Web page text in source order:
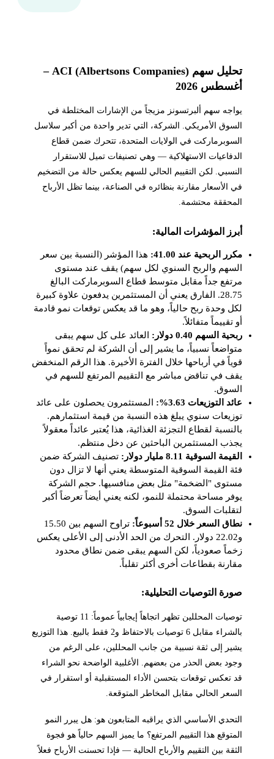
تحليل سهم ACI (Albertsons Companies) –
أغسطس 2026
يواجه سهم ألبرتسونز مزيجاً من الإشارات المختلطة في
السوق الأمريكي. الشركة، التي تدير واحدة من أكبر سلاسل
السوبرماركت في الولايات المتحدة، تتحرك ضمن قطاع
الدفاعيات الاستهلاكية — وهي تصنيفات تميل للاستقرار
النسبي. لكن التقييم الحالي للسهم يعكس حالة من التضخيم
في الأسعار مقارنة بنظائره في الصناعة، بينما تظل الأرباح
المحققة محتشمة.
أبرز المؤشرات المالية:
مكرر الربحية عند 41.00:
هذا المؤشر (النسبة بين سعر
السهم والربح السنوي لكل سهم) يقف عند مستوى
مرتفع جداً مقابل متوسط قطاع السوبرماركت البالغ
28.75. الفارق يعني أن المستثمرين يدفعون علاوة كبيرة
لكل وحدة ربح حالياً، وهو ما قد يعكس توقعات نمو قادمة
أو تقييماً متفائلاً.
ربحية السهم 0.40 دولار:
العائد على كل سهم يبقى
متواضعاً نسبياً، ما يشير إلى أن الشركة لم تحقق نمواً
قوياً في أرباحها خلال الفترة الأخيرة. هذا الرقم المنخفض
يقف في تناقض مباشر مع التقييم المرتفع للسهم في
السوق.
عائد التوزيعات 3.63%:
المستثمرون يحصلون على عائد
توزيعات سنوي يبلغ هذه النسبة من قيمة استثمارهم.
بالنسبة لقطاع التجزئة الغذائية، هذا يُعتبر عائداً معقولاً
يجذب المستثمرين الباحثين عن دخل منتظم.
القيمة السوقية 8.11 مليار دولار:
تصنيف الشركة ضمن
فئة القيمة السوقية المتوسطة يعني أنها لا تزال دون
مستوى "الضخمة" مثل بعض منافسيها. حجم الشركة
يوفر مساحة محتملة للنمو، لكنه يعني أيضاً تعرضاً أكبر
لتقلبات السوق.
نطاق السعر خلال 52 أسبوعاً:
تراوح السهم بين 15.50
و22.02 دولار. التحرك من الحد الأدنى إلى الأعلى يعكس
زخماً صعودياً، لكن السهم يبقى ضمن نطاق محدود
مقارنة بقطاعات أخرى أكثر تقلباً.
صورة التوصيات التحليلية:
توصيات المحللين تظهر اتجاهاً إيجابياً عموماً: 11 توصية
بالشراء مقابل 6 توصيات بالاحتفاظ و2 فقط بالبيع. هذا التوزيع
يشير إلى ثقة نسبية من جانب المحللين، على الرغم من
وجود بعض الحذر من بعضهم. الأغلبية الواضحة نحو الشراء
قد تعكس توقعات بتحسن الأداء المستقبلية أو استقرار في
السعر الحالي مقابل المخاطر المتوقعة.
التحدي الأساسي الذي يراقبه المتابعون هو: هل يبرر النمو
المتوقع هذا التقييم المرتفع؟ ما يميز السهم حالياً هو فجوة
الثقة بين التقييم والأرباح الحالية — فإذا تحسنت الأرباح فعلاً